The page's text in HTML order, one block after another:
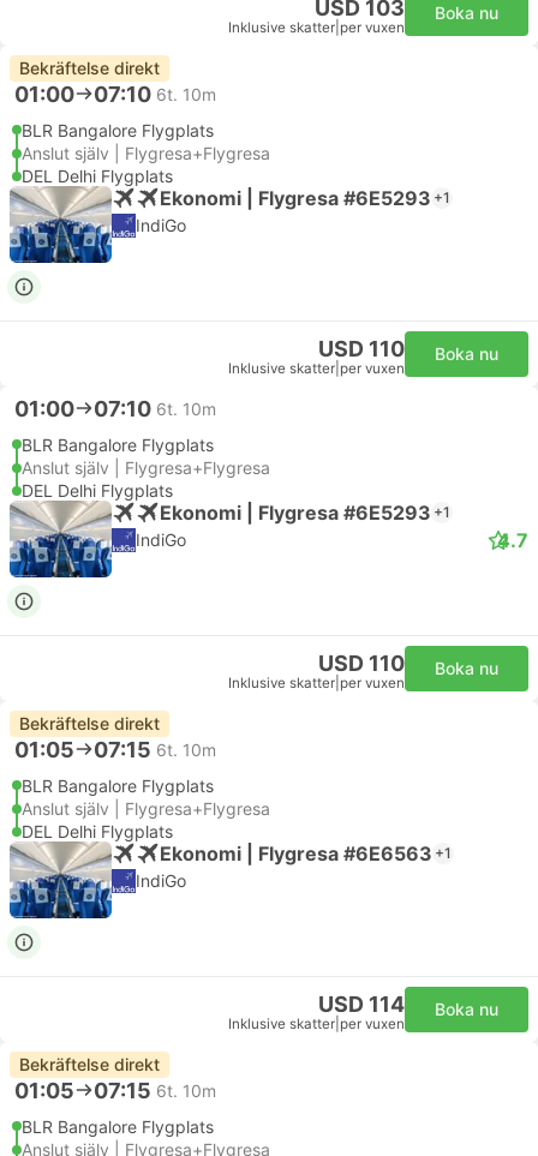
USD 103
Inklusive skatter per vuxen
Boka nu
Bekräftelse direkt
01:00 07:10 6t. 10m
BLR Bangalore Flygplats
Anslut själv | Flygresa+Flygresa
DEL Delhi Flygplats
Ekonomi | Flygresa #6E5293 +1
IndiGo
USD 110
Inklusive skatter per vuxen
Boka nu
01:00 07:10 6t. 10m
BLR Bangalore Flygplats
Anslut själv | Flygresa+Flygresa
DEL Delhi Flygplats
Ekonomi | Flygresa #6E5293 +1
IndiGo 4.7
USD 110
Inklusive skatter per vuxen
Boka nu
Bekräftelse direkt
01:05 07:15 6t. 10m
BLR Bangalore Flygplats
Anslut själv | Flygresa+Flygresa
DEL Delhi Flygplats
Ekonomi | Flygresa #6E6563 +1
IndiGo
USD 114
Inklusive skatter per vuxen
Boka nu
Bekräftelse direkt
01:05 07:15 6t. 10m
BLR Bangalore Flygplats
Anslut själv | Flygresa+Flygresa